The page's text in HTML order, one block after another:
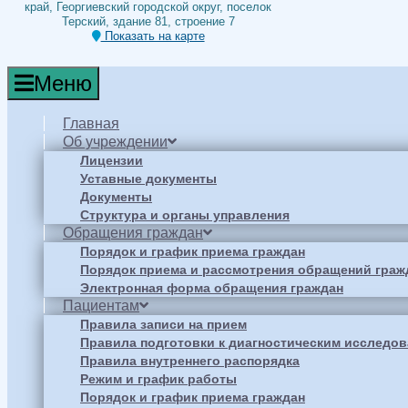
край, Георгиевский городской округ, поселок
Терский, здание 81, строение 7
Показать на карте
Меню
Главная
Об учреждении
Лицензии
Уставные документы
Документы
Структура и органы управления
Обращения граждан
Порядок и график приема граждан
Порядок приема и рассмотрения обращений
Электронная форма обращения граждан
Пациентам
Правила записи на прием
Правила подготовки к диагностическим
Правила внутреннего распорядка
Режим и график работы
Порядок и график приема граждан